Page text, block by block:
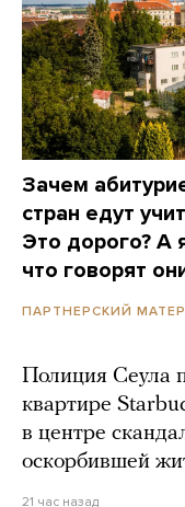
Зачем
стран едут
Это дорого? А
что говорят
ПАРТНЕРСКИЙ
Полиция Сеула
квартире
в центре
оскорбившей
21 час назад